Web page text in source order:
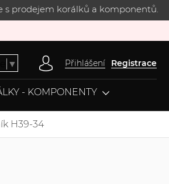
s prodejem korálků a komponentů.
▼ Přihlášení Registrace
- KOMPONENTY
H39-34